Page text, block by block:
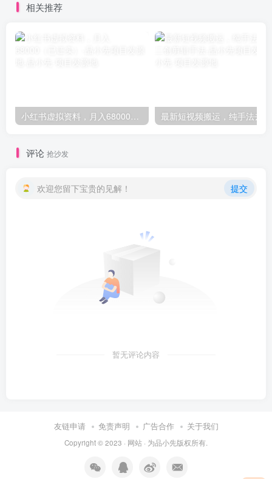
相关推荐
小红书虚拟资料，月入68000（已证实）-品小先项目发源地
评论 抢沙发
欢迎您留下宝贵的见解！ 提交
暂无评论内容
友链申请 免责声明 广告合作 关于我们
Copyright © 2023 · 网站 · 为品小先版权所有.